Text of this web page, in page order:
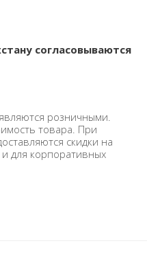
согласовываются
розничными.
товара. При
скидки на
и для корпоративных